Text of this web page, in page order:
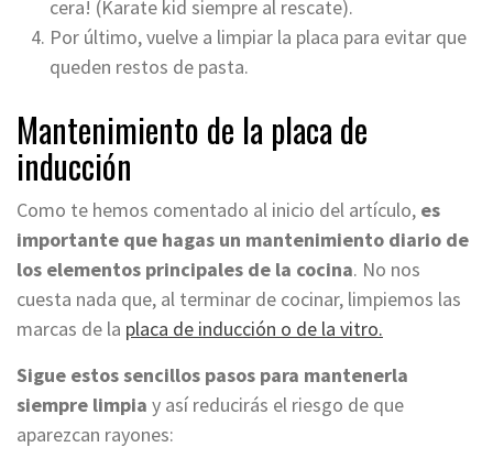
cera! (Karate kid siempre al rescate).
Por último, vuelve a limpiar la placa para evitar que
queden restos de pasta.
Mantenimiento de la placa de
inducción
Como te hemos comentado al inicio del artículo, es
importante que hagas un mantenimiento diario de
los elementos principales de la cocina. No nos
cuesta nada que, al terminar de cocinar, limpiemos las
marcas de la placa de inducción o de la vitro.
Sigue estos sencillos pasos para mantenerla
siempre limpia y así reducirás el riesgo de que
aparezcan rayones: